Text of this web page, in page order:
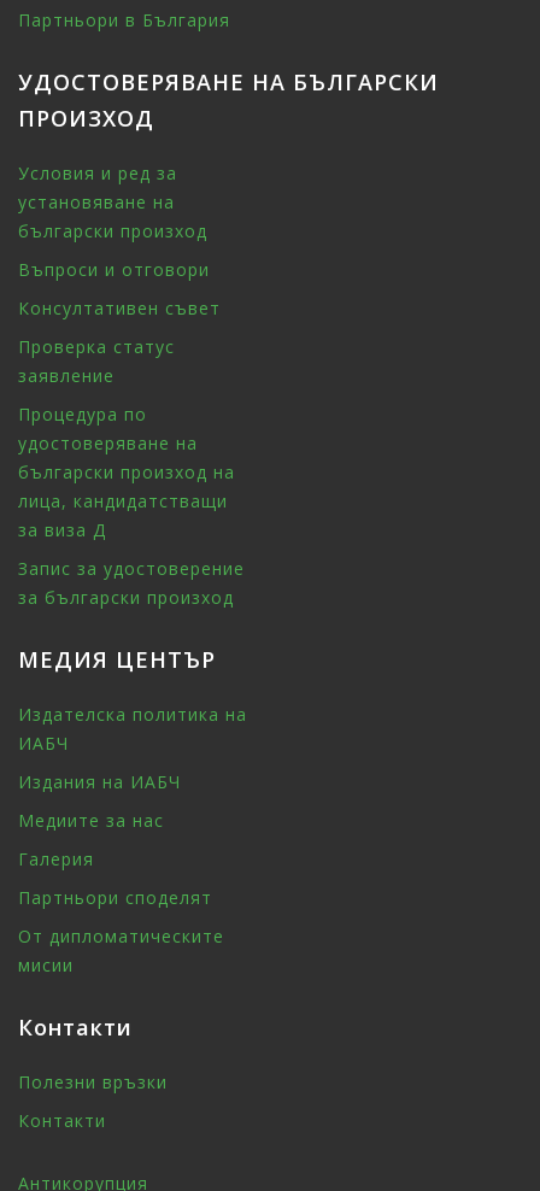
Партньори в България
УДОСТОВЕРЯВАНЕ НА БЪЛГАРСКИ
ПРОИЗХОД
Условия и ред за
установяване на
български произход
Въпроси и отговори
Консултативен съвет
Проверка статус
заявление
Процедура по
удостоверяване на
български произход на
лица, кандидатстващи
за виза Д
Запис за удостоверение
за български произход
МЕДИЯ ЦЕНТЪР
Издателска политика на
ИАБЧ
Издания на ИАБЧ
Медиите за нас
Галерия
Партньори споделят
От дипломатическите
мисии
Контакти
Полезни връзки
Контакти
Антикорупция